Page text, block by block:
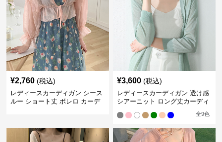
¥2,760 (税込)
レディースカーディガン シース
ルー ショート丈 ボレロ カーデ
¥3,600 (税込)
レディースカーディガン 透け感
シアーニット ロング丈カーディ
全9色